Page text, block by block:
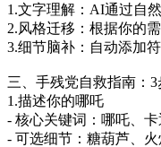
1.文字理解：AI通过自
2.风格迁移：根据你的
3.细节脑补：自动添加
三、手残党自救指南：
1.描述你的哪吒
- 核心关键词：哪吒、
- 可选细节：糖葫芦、火